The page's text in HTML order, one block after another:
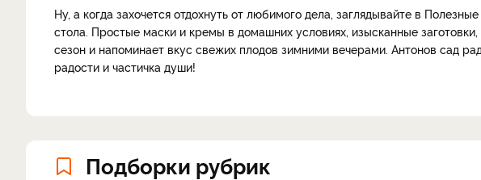
Ну, а когда захочется отдохнуть от любимого дела, заглядывайте в
стола. Простые маски и кремы в домашних условиях, изысканные
сезон и напоминает вкус свежих плодов зимними вечерами. Антонов сад
радости и частичка души!
Подборки рубрик